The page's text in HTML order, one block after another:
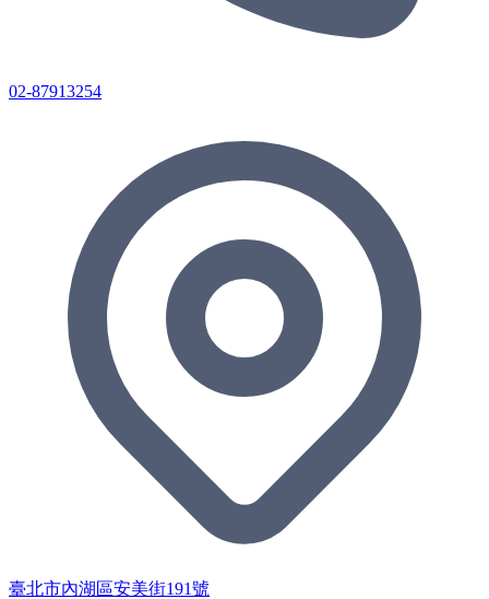
02-87913254
臺北市內湖區安美街191號